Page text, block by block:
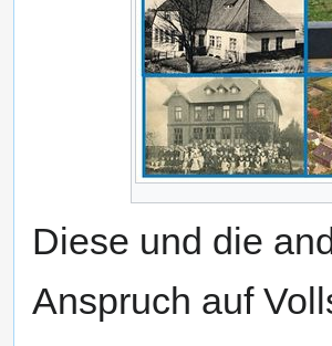
Diese und die
Anspruch auf